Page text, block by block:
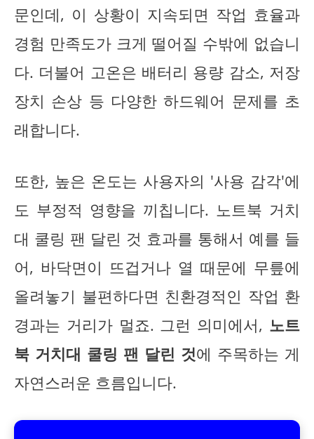
문인데, 이 상황이 지속되면 작업 효율과
경험 만족도가 크게 떨어질 수밖에 없습니
다. 더불어 고온은 배터리 용량 감소, 저장
장치 손상 등 다양한 하드웨어 문제를 초
래합니다.
또한, 높은 온도는 사용자의 '사용 감각'에
도 부정적 영향을 끼칩니다. 노트북 거치
대 쿨링 팬 달린 것 효과를 통해서 예를 들
어, 바닥면이 뜨겁거나 열 때문에 무릎에
올려놓기 불편하다면 친환경적인 작업 환
경과는 거리가 멀죠. 그런 의미에서, 노트
북 거치대 쿨링 팬 달린 것에 주목하는 게
자연스러운 흐름입니다.